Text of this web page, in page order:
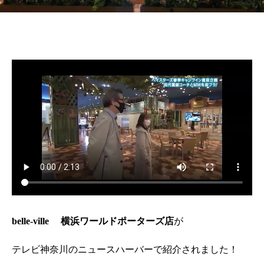
belle-ville 横浜ワールドポーターズ店が
テレビ神奈川のニュースハーバーで紹介されました！